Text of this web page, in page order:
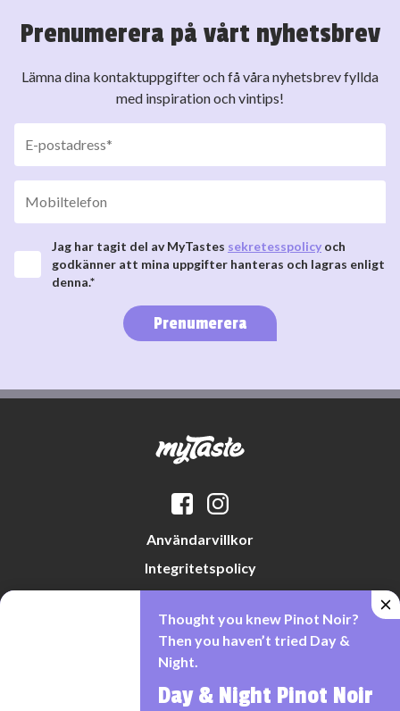
Prenumerera på vårt nyhetsbrev
Lämna dina kontaktuppgifter och få våra nyhetsbrev fyllda
med inspiration och vintips!
Jag har tagit del av MyTastes sekretesspolicy och
godkänner att mina uppgifter hanteras och lagras enligt
denna.*
Prenumerera
Användarvillkor
Integritetspolicy
Cookiepolicy
Denna webbplats drivs av Vinklubben i Norden AB
Thought you knew Pinot Noir?
Then you haven’t tried Day &
Night.
Day & Night Pinot Noir